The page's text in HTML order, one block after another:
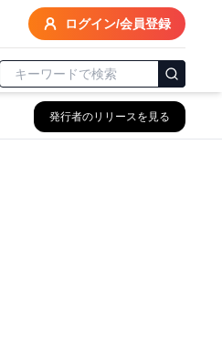
ログイン/会員登録
発行者のリリースを見る